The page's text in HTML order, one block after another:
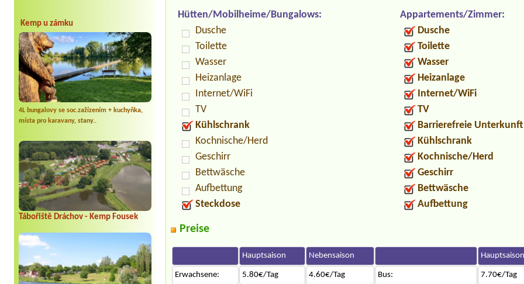
Kemp u zámku
4L bungalovy se soc.zažízením + kuchyňka,
místa pro karavany, stany..
Tábořiště Dráchov - Kemp Fousek
Hütten/Mobilheime/Bungalows:
Dusche
Toilette
Wasser
Heizanlage
Internet/WiFi
TV
Kühlschrank
Kochnische/Herd
Geschirr
Bettwäsche
Aufbettung
Steckdose
Appartements/Zimmer:
Dusche
Toilette
Wasser
Heizanlage
Internet/WiFi
TV
Barrierefreie Unterkunft
Kühlschrank
Kochnische/Herd
Geschirr
Bettwäsche
Aufbettung
Preise
Hauptsaison Nebensaison Hauptsaison
Erwachsene: 5.80€/Tag 4.60€/Tag Bus: 7.70€/Tag